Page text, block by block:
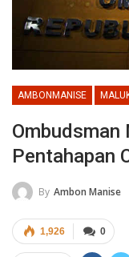
AMBONMANISE
Ombudsman
Pentahapan
By Ambon Manise
0
1,926